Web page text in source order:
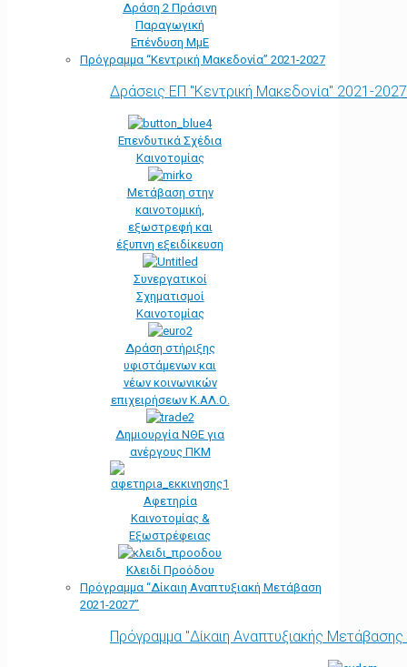
Δράση 2 Πράσινη
Παραγωγική
Επένδυση ΜμΕ
Πρόγραμμα “Κεντρική Μακεδονία” 2021-2027
Δράσεις ΕΠ "Κεντρική Μακεδονία" 2021-2027
Επενδυτικά Σχέδια
Καινοτομίας
Μετάβαση στην
καινοτομική,
εξωστρεφή και
έξυπνη εξειδίκευση
Συνεργατικοί
Σχηματισμοί
Καινοτομίας
Δράση στήριξης
υφιστάμενων και
νέων κοινωνικών
επιχειρήσεων Κ.ΑΛ.Ο.
Δημιουργία ΝΘΕ για
ανέργους ΠΚΜ
Αφετηρία
Kαινοτομίας &
Εξωστρέφειας
Κλειδί Προόδου
Πρόγραμμα “Δίκαιη Αναπτυξιακή Μετάβαση
2021-2027”
Πρόγραμμα "Δίκαιη Αναπτυξιακής